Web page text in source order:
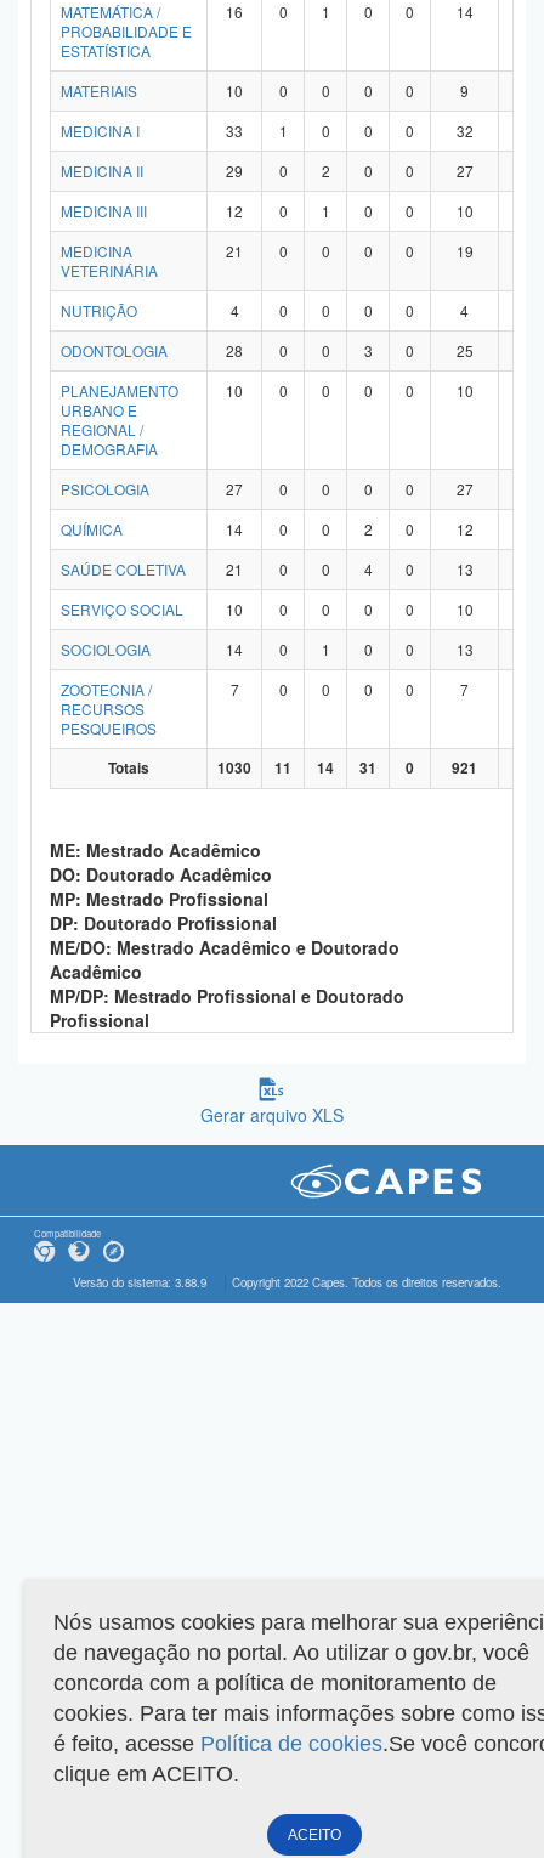
MATEMÁTICA /
PROBABILIDADE E
ESTATÍSTICA
16 0 1 0 0 14
MATERIAIS 10 0 0 0 0 9
MEDICINA I
33 1 0 0 0 32
MEDICINA II
29 0 2 0 0 27
MEDICINA III
12 0 1 0 0 10
MEDICINA
VETERINÁRIA
21 0 0 0 0 19
NUTRIÇÃO 4 0 0 0 0 4
ODONTOLOGIA
28 0 0 3 0 25
PLANEJAMENTO
URBANO E
REGIONAL /
DEMOGRAFIA
10 0 0 0 0 10
PSICOLOGIA 27 0 0 0 0 27
QUÍMICA
14 0 0 2 0 12
SAÚDE COLETIVA
21 0 0 4 0 13
SERVIÇO SOCIAL
10 0 0 0 0 10
SOCIOLOGIA
14 0 1 0 0 13
ZOOTECNIA /
RECURSOS
PESQUEIROS
7 0 0 0 0 7
Totais 1030 11 14 31 0 921
ME: Mestrado Acadêmico
DO: Doutorado Acadêmico
MP: Mestrado Profissional
DP: Doutorado Profissional
ME/DO: Mestrado Acadêmico e Doutorado
Acadêmico
MP/DP: Mestrado Profissional e Doutorado
Profissional
Gerar arquivo XLS
Compatibilidade
Versão do sistema: 3.88.9 Copyright 2022 Capes. Todos os direitos reservados.
Nós usamos cookies para melhorar sua
de navegação no portal. Ao utilizar o gov.br, você
concorda com a política de monitoramento de
cookies. Para ter mais informações sobre como
é feito, acesse Política de cookies.Se você
clique em ACEITO.
ACEITO